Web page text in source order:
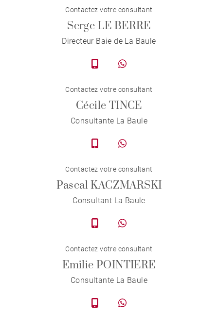
Contactez votre consultant
Serge LE BERRE
Directeur Baie de La Baule
Contactez votre consultant
Cécile TINCE
Consultante La Baule
Contactez votre consultant
Pascal KACZMARSKI
Consultant La Baule
Contactez votre consultant
Emilie POINTIERE
Consultante La Baule